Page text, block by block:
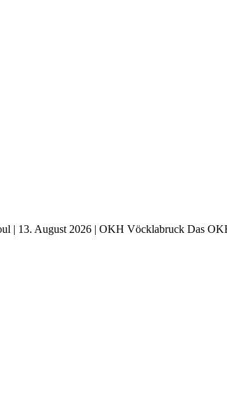
| 13. August 2026 | OKH Vöcklabruck Das